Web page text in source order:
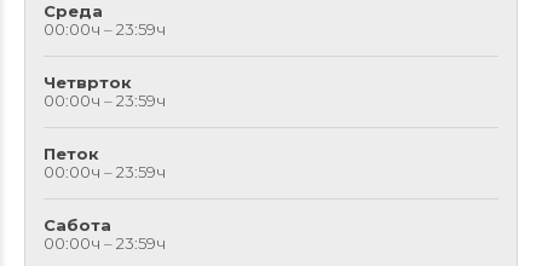
Среда
00:00ч – 23:59ч
Четврток
00:00ч – 23:59ч
Петок
00:00ч – 23:59ч
Сабота
00:00ч – 23:59ч